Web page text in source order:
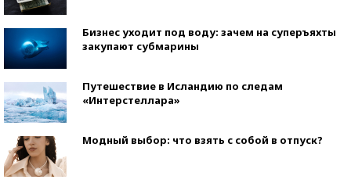
Бизнес уходит под воду: зачем на суперъяхты
закупают субмарины
Путешествие в Исландию по следам
«Интерстеллара»
Модный выбор: что взять с собой в отпуск?